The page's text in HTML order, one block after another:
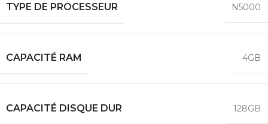
TYPE DE PROCESSEUR N5000
CAPACITÉ RAM 4GB
CAPACITÉ DISQUE DUR 128GB